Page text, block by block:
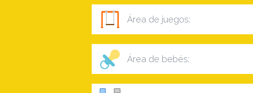
Área de juegos:
Área de bebés: